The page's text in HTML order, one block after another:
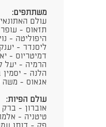
משתתפים:
​עולם
תזאוס - עופר
היפוליטה -
ליסנדר -
דמיטריוס -
הרמיה - יעל
הלנה - יסמין
אגאוס - משה
עולם הפיות:
אוברון - ברק
טיטניה -